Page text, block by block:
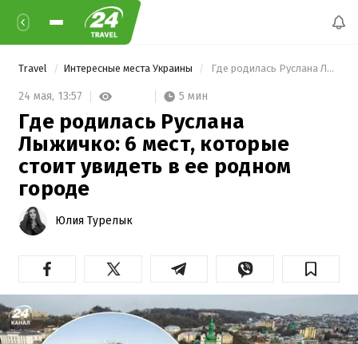
Travel Интересные места Украины Где родилась Руслана Лыжичко: 6 мест, которые стоит увидеть в ее родном городе
24 мая, 13:57 5 мин
Где родилась Руслана
Лыжичко: 6 мест, которые
стоит увидеть в ее родном
городе
Юлия Турелык